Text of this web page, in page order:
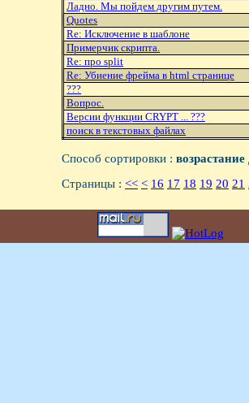
Ладно. Мы пойдем другим путем.
Quotes
Re: Исключение в шаблоне
Примерчик скрипта.
Re: про split
Re: Убиение фрейма в html странице
???
Вопpос.
Веpсии функции CRYPT ... ???
поиск в текстовых файлах
Способ сортировки :
Страницы : << < 16 17 18 19 20 21